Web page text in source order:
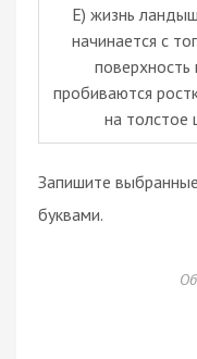
Е) жизнь
начинается с
поверхность
пробиваются
на толстое
Запишите
буквами.